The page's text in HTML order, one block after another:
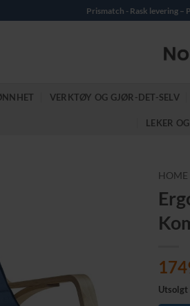
Prismatch - Rask levering –
VERKTØY OG GJØR-DET-SELV
LEKER
HOME
Utsolgt